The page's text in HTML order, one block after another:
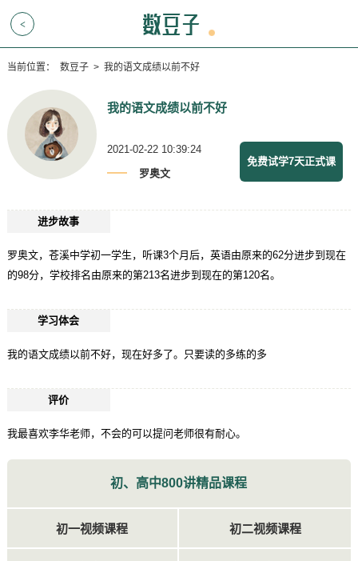
<
当前位置： 数豆子 > 我的语文成绩以前不好
我的语文成绩以前不好
2021-02-22 10:39:24
罗奥文
免费试学7天正式课
进步故事
罗奥文，苍溪中学初一学生，听课3个月后，英语由原来的62分进步到现在
的98分，学校排名由原来的第213名进步到现在的第120名。
学习体会
我的语文成绩以前不好，现在好多了。只要读的多练的多
评价
我最喜欢李华老师，不会的可以提问老师很有耐心。
初、高中800讲精品课程
初一视频课程 初二视频课程